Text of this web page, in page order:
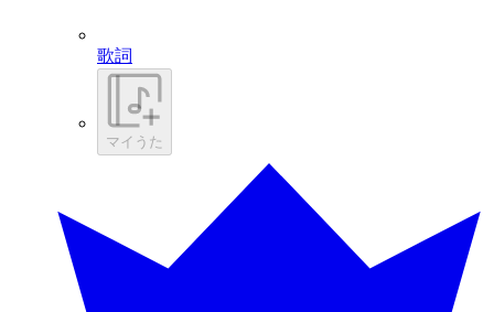
歌詞
マイうた